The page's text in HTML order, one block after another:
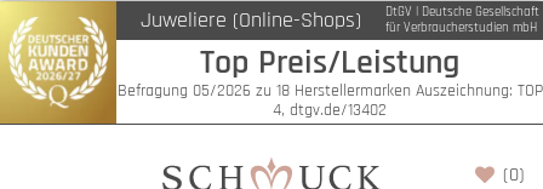
Juweliere (Online-Shops)
DtGV | Deutsche Gesellschaft
für Verbraucherstudien mbH
Top Preis/Leistung
Befragung 05/2026 zu 18 Herstellermarken Auszeichnung: TOP
4, dtgv.de/13402
(0)